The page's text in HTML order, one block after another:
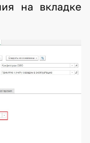
на вкладке